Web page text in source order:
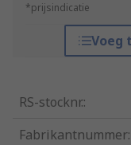
*prijsindicatie
Voeg
RS-stocknr.:
Fabrikantnummer: